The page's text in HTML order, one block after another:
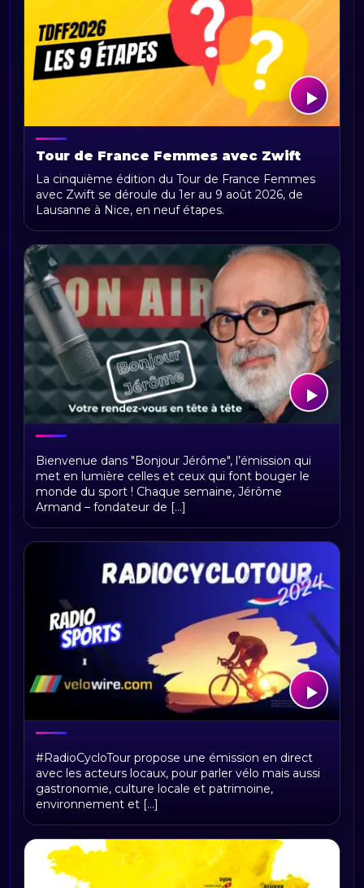
Tour de France Femmes avec Zwift
2026 : parcours, étapes, calendrier et
actualités
La cinquième édition du Tour de France Femmes
avec Zwift se déroule du 1er au 9 août 2026, de
Lausanne à Nice, en neuf étapes.
Bonjour Jerome
Bienvenue dans "Bonjour Jérôme", l’émission qui
met en lumière celles et ceux qui font bouger le
monde du sport ! Chaque semaine, Jérôme
Armand – fondateur de [...]
RadioCycloTour, le direct
#RadioCycloTour propose une émission en direct
avec les acteurs locaux, pour parler vélo mais aussi
gastronomie, culture locale et patrimoine,
environnement et [...]